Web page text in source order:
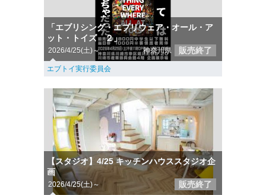
「エブリシング・エブリウェア・オール・ア
ット・トイズ ２」
2026/4/25(土)～ 神奈川県 販売終了
エブトイ実行委員会
【スタジオ】4/25 キッチンハウススタジオ企
画
2026/4/25(土)～ 販売終了